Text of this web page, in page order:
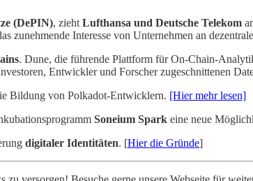
(DePIN), zieht Lufthansa und Deutsche Telekom
zunehmende Interesse von Unternehmen an
. Dune, die führende Plattform für On-Chain-
Entwickler und Forscher zugeschnittenen
Bildung von Polkadot-Entwicklern. [Hier mehr lesen]
Soneium Spark eine neue
digitaler Identitäten. [Hier die Gründe]